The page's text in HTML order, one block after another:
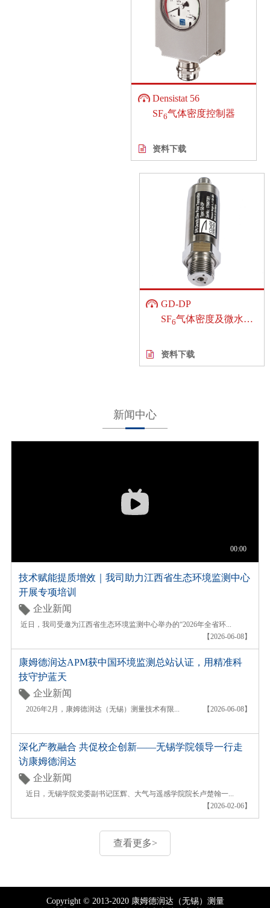
Densistat 56
SF6气体密度控制器
资料下载
GD-DP
SF6气体密度及微水变送器
资料下载
新闻中心
技术赋能提质增效｜我司助力江西省生态环境监测中心
开展专项培训
企业新闻
近日，我司受邀为江西省生态环境监测中心举办的“2026年全省环...
【2026-06-08】
康姆德润达APM获中国环境监测总站认证，用精准科
技守护蓝天
企业新闻
2026年2月，康姆德润达（无锡）测量技术有限... 【2026-06-08】
深化产教融合 共促校企创新——无锡学院领导一行走
访康姆德润达
企业新闻
近日，无锡学院党委副书记匡辉、大气与遥感学院院长卢楚翰一...
【2026-02-06】
查看更多>
Copyright © 2013-2020 康姆德润达（无锡）测量